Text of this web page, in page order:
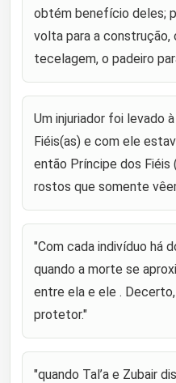
38
ocasionar a
obrigatórias."
39
"a língua do sábio
40
língua do sábio é o
ambos os dizeres
41
Príncipe dos
durante a
tua doença um meio
fica sabendo qu
42
Príncipe dos Fiéis
Ibn Arat, porque ele
migrou
"Abençoada seja a
mente a outra vida,
prestar contas,
suficiente e
obtém benefício deles;
volta para a construção,
tecelagem, o padeiro
Um injuriador foi levado
Fiéis(as) e com ele
então Príncipe dos Fiéis
rostos que somente
"Com cada indivíduo há
quando a morte se
entre ela e ele .
protetor."
"quando Tal’a e Zubair